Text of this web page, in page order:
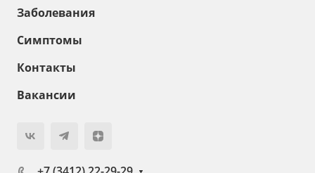
Заболевания
Симптомы
Контакты
Вакансии